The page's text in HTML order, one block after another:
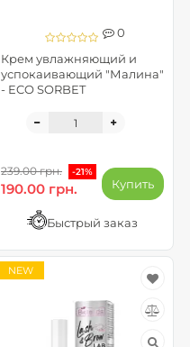
0
Крем увлажняющий и
успокаивающий "Малина"
- ECO SORBET
239.00 грн. -21%
190.00 грн. Купить
Быстрый заказ
NEW